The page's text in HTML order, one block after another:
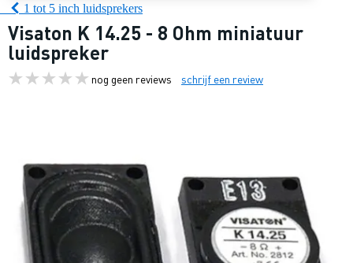
1 tot 5 inch luidsprekers
Visaton K 14.25 - 8 Ohm miniatuur
luidspreker
nog geen reviews schrijf een review